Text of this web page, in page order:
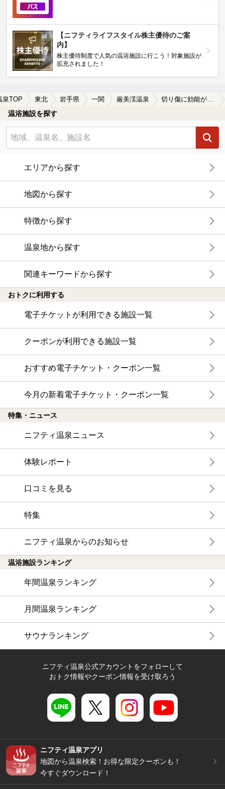
【ニフティライフスタイル株主優待のご案
内】
株主優待制度で人気の温浴施設に行こう！対象施設が
拡充されました！
泉TOP 東北 岩手県 一関 厳美渓温泉 切り傷に効能がある厳美渓温泉の温泉、日帰り温泉、スーパー銭湯おすすめ
温浴施設を探す
エリアから探す
地図から探す
特徴から探す
温泉地から探す
関連キーワードから探す
おトクに利用する
電子チケットが利用できる施設一覧
クーポンが利用できる施設一覧
おすすめ電子チケット・クーポン一覧
今月の新着電子チケット・クーポン一覧
特集・ニュース
ニフティ温泉ニュース
体験レポート
口コミを見る
特集
ニフティ温泉からのお知らせ
温浴施設ランキング
年間温泉ランキング
月間温泉ランキング
サウナランキング
ニフティ温泉公式アカウントをフォローして
おトク情報やクーポン情報を受け取ろう
ニフティ温泉アプリ
地図から温泉検索！お得な限定クーポンも！
今すぐダウンロード！